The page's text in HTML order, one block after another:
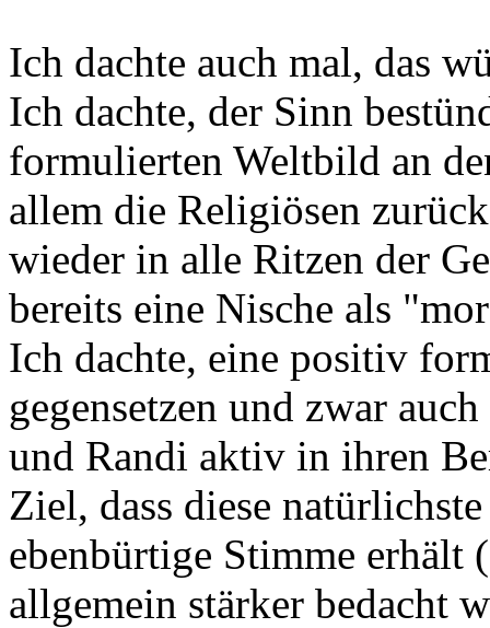
Ich dachte auch mal, das
Ich dachte, der Sinn
formulierten Weltbild an
allem die Religiösen
wieder in alle Ritzen der
bereits eine Nische als
Ich dachte, eine positiv
gegensetzen und zwar
und Randi aktiv in ihren
Ziel, dass diese
ebenbürtige Stimme erhält
allgemein stärker bedacht